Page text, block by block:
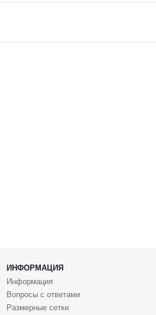
ИНФОРМАЦИЯ
Информация
Вопросы с ответами
Размерные сетки